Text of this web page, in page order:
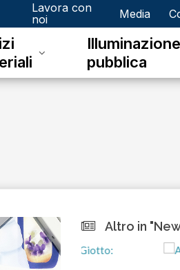
Lavora con
noi
Media
Illuminazione
pubblica
Altro in